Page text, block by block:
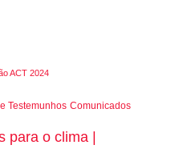
ACT 2024
Testemunhos Comunicados
para o clima |